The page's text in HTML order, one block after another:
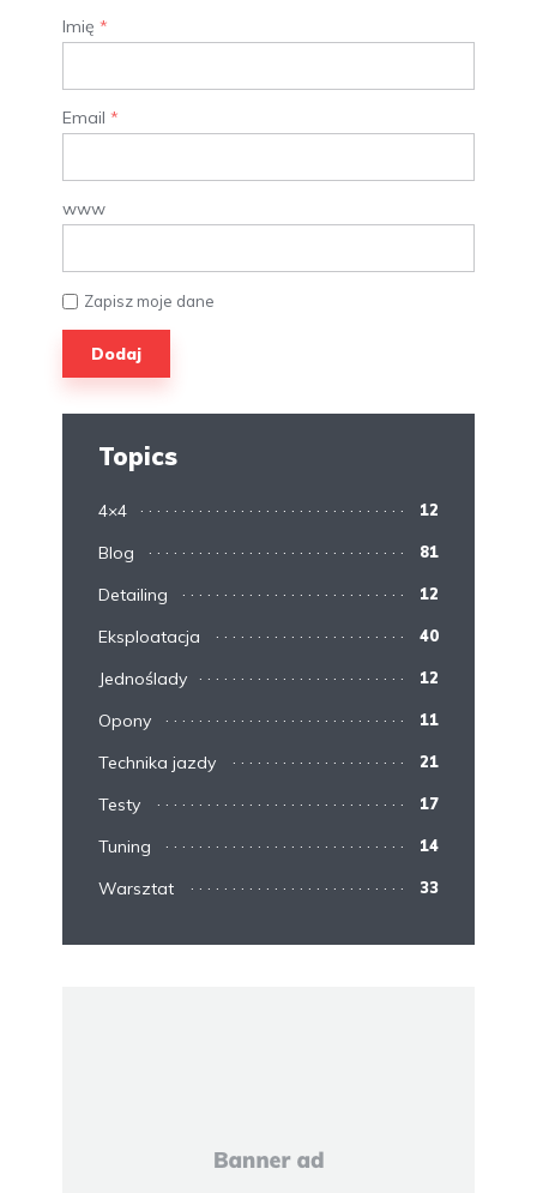
Imię *
Email *
www
Zapisz moje dane
Topics
4×4 12
Blog 81
Detailing 12
Eksploatacja 40
Jednoślady 12
Opony 11
Technika jazdy 21
Testy 17
Tuning 14
Warsztat 33